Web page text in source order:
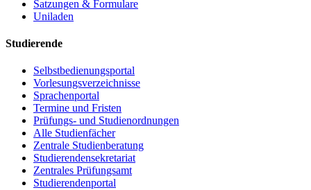
Satzungen & Formulare
Uniladen
Studierende
Selbstbedienungsportal
Vorlesungsverzeichnisse
Sprachenportal
Termine und Fristen
Prüfungs- und Studienordnungen
Alle Studienfächer
Zentrale Studienberatung
Studierendensekretariat
Zentrales Prüfungsamt
Studierendenportal